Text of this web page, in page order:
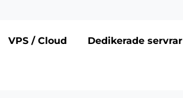
VPS / Cloud Dedikerade servrar